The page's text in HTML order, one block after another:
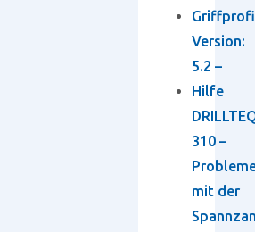
Version:
5.2 –
Hilfe
310 –
mit der